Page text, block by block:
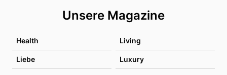
Unsere Magazine
Health Living
Liebe Luxury